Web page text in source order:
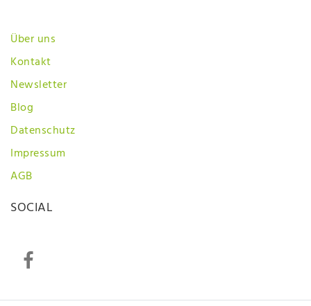
Über uns
Kontakt
Newsletter
Blog
Datenschutz
Impressum
AGB
SOCIAL